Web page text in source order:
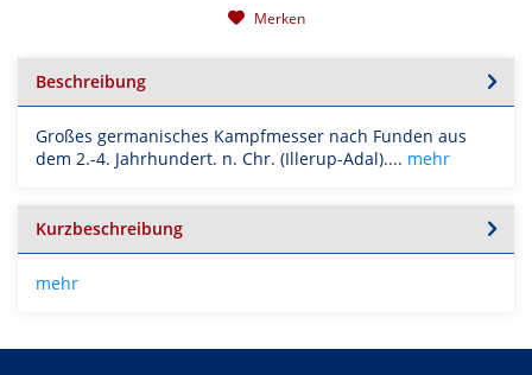
Merken
Beschreibung
Großes germanisches Kampfmesser nach Funden aus
dem 2.-4. Jahrhundert. n. Chr. (Illerup-Adal).... mehr
Kurzbeschreibung
mehr